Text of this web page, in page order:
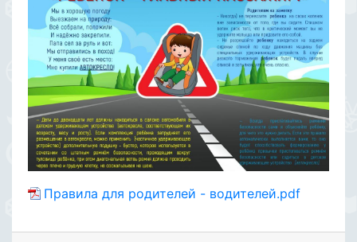
Правила для родителей - водителей.pdf